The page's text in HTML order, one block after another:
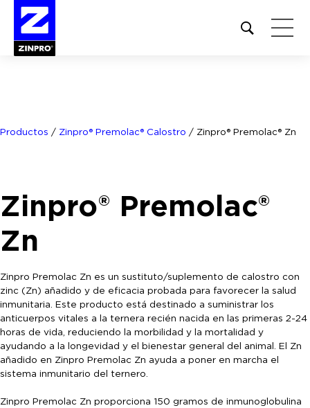
Open
site
Productos / Zinpro® Premolac® Calostro / Zinpro® Premolac® Zn
Zinpro® Premolac®
Zn
Zinpro Premolac Zn es un sustituto/suplemento de calostro con
zinc (Zn) añadido y de eficacia probada para favorecer la salud
inmunitaria. Este producto está destinado a suministrar los
anticuerpos vitales a la ternera recién nacida en las primeras 2-24
horas de vida, reduciendo la morbilidad y la mortalidad y
ayudando a la longevidad y el bienestar general del animal. El Zn
añadido en Zinpro Premolac Zn ayuda a poner en marcha el
sistema inmunitario del ternero.
Zinpro Premolac Zn proporciona 150 gramos de inmunoglobulina